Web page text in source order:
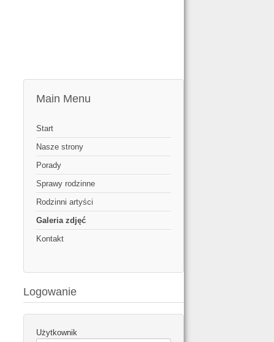
Main Menu
Start
Nasze strony
Porady
Sprawy rodzinne
Rodzinni artyści
Galeria zdjęć
Kontakt
Logowanie
Użytkownik